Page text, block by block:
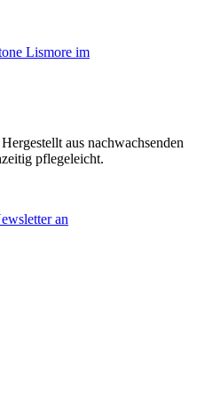
aus nachwachsenden
pflegeleicht.
an